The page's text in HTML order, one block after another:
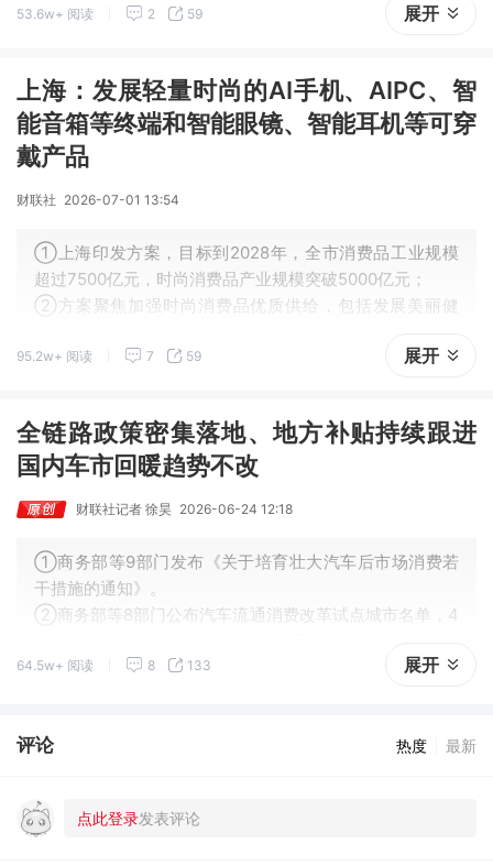
元，2项促消费政策惠及居民消费约1.31万亿元；下一步将
53.6w+ 阅读 2 59 展开
上海：发展轻量时尚的AI手机、AIPC、智
能音箱等终端和智能眼镜、智能耳机等可穿
戴产品
财联社 2026-07-01 13:54
①上海印发方案，目标到2028年，全市消费品工业规模
超过7500亿元，时尚消费品产业规模突破5000亿元；
②方案聚焦加强时尚消费品优质供给，包括发展美丽健
验消费场景。
95.2w+ 阅读 7 59 展开
全链路政策密集落地、地方补贴持续跟进
国内车市回暖趋势不改
财联社记者 徐昊 2026-06-24 12:18
①商务部等9部门发布《关于培育壮大汽车后市场消费若
干措施的通知》。
②商务部等8部门公布汽车流通消费改革试点城市名单，4
通、报废车回收利用等环节先行先试。
64.5w+ 阅读 8 133 展开
评论 热度 最新